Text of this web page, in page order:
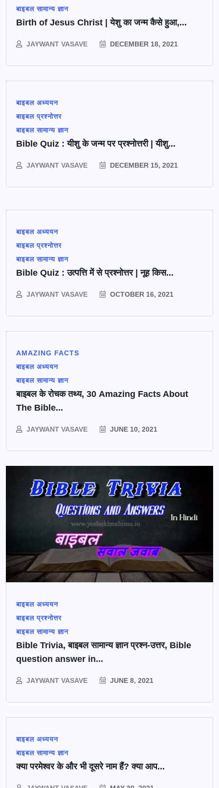
बाइबल सामान्य ज्ञान
Birth of Jesus Christ | येशु का जन्म कैसे हुआ,...
JAYWANT VASAVE DECEMBER 18, 2021
बाइबल अध्ययन
बाइबल प्रश्नोत्तर
बाइबल सामान्य ज्ञान
Bible Quiz : यीशु के जन्म पर प्रश्नोत्तरी | यीशु...
JAYWANT VASAVE DECEMBER 15, 2021
बाइबल अध्ययन
बाइबल प्रश्नोत्तर
बाइबल सामान्य ज्ञान
Bible Quiz : उत्पत्ति में से प्रश्नोत्तर | नूह किस...
JAYWANT VASAVE OCTOBER 16, 2021
AMAZING FACTS
बाइबल अध्ययन
बाइबल सामान्य ज्ञान
बाइबल के रोचक तथ्य, 30 Amazing Facts About
The Bible...
JAYWANT VASAVE JUNE 10, 2021
बाइबल अध्ययन
बाइबल प्रश्नोत्तर
बाइबल सामान्य ज्ञान
Bible Trivia, बाइबल सामान्य ज्ञान प्रश्न-उत्तर, Bible
question answer in...
JAYWANT VASAVE JUNE 8, 2021
बाइबल अध्ययन
बाइबल सामान्य ज्ञान
क्या परमेश्वर के और भी दूसरे नाम हैं? क्या आप...